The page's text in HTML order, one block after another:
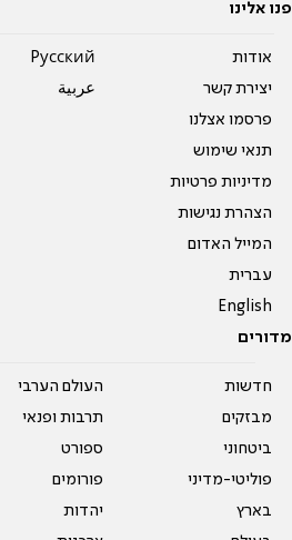
פנו אלינו
אודות
יצירת קשר
פרסמו אצלנו
תנאי שימוש
מדיניות פרטיות
הצהרת נגישות
המייל האדום
עברית
English
Pусский
عربية
מדורים
חדשות
מבזקים
ביטחוני
פוליטי-מדיני
בארץ
העולם הערבי
תרבות ופנאי
ספורט
פורומים
יהדות